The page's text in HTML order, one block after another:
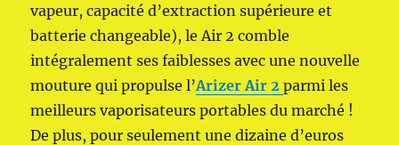
vapeur, capacité d’extraction supérieure et
batterie changeable), le Air 2 comble
intégralement ses faiblesses avec une nouvelle
mouture qui propulse l’Arizer Air 2 parmi les
meilleurs vaporisateurs portables du marché !
De plus, pour seulement une dizaine d’euros